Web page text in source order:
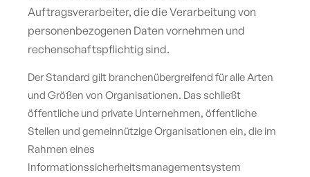
Auftragsverarbeiter, die die Verarbeitung von
personenbezogenen Daten vornehmen und
rechenschaftspflichtig sind.
Der Standard gilt branchenübergreifend für alle Arten
und Größen von Organisationen. Das schließt
öffentliche und private Unternehmen, öffentliche
Stellen und gemeinnützige Organisationen ein, die im
Rahmen eines
Informationssicherheitsmanagementsystem